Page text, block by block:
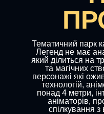
Тематичний парк
Легенд не має
який ділиться на
та магічних
персонажі які
технологій,
понад 4 метри,
аніматорів,
спілкування з